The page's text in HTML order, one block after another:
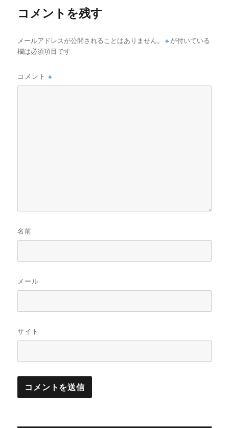
コメントを残す
メールアドレスが公開されることはありません。 ※が付いている
欄は必須項目です
コメント※
名前
メール
サイト